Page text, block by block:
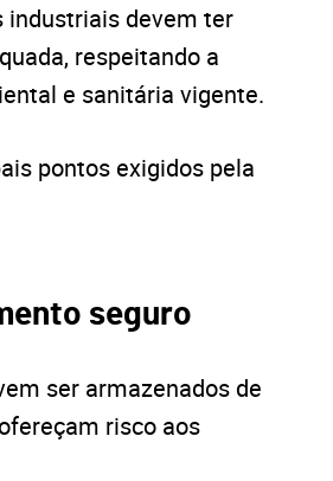
industriais devem ter
respeitando a
e sanitária vigente.
pontos exigidos pela
seguro
ser armazenados de
risco aos